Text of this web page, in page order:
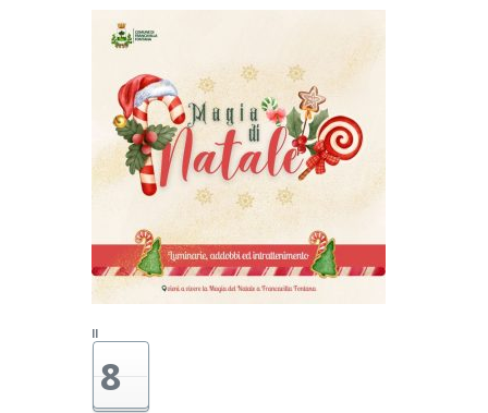
Il
8